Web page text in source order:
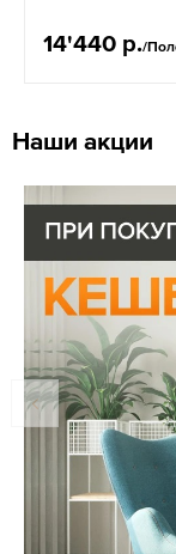
14'440 р./
Наши акции